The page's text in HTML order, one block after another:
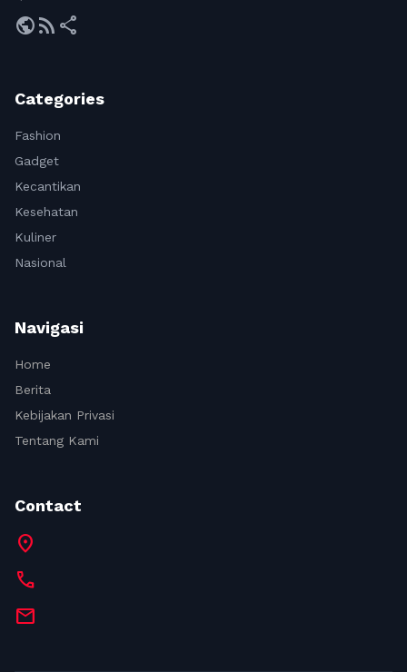
publicrss_feed share
Categories
Fashion
Gadget
Kecantikan
Kesehatan
Kuliner
Nasional
Navigasi
Home
Berita
Kebijakan Privasi
Tentang Kami
Contact
location_on
call
mail